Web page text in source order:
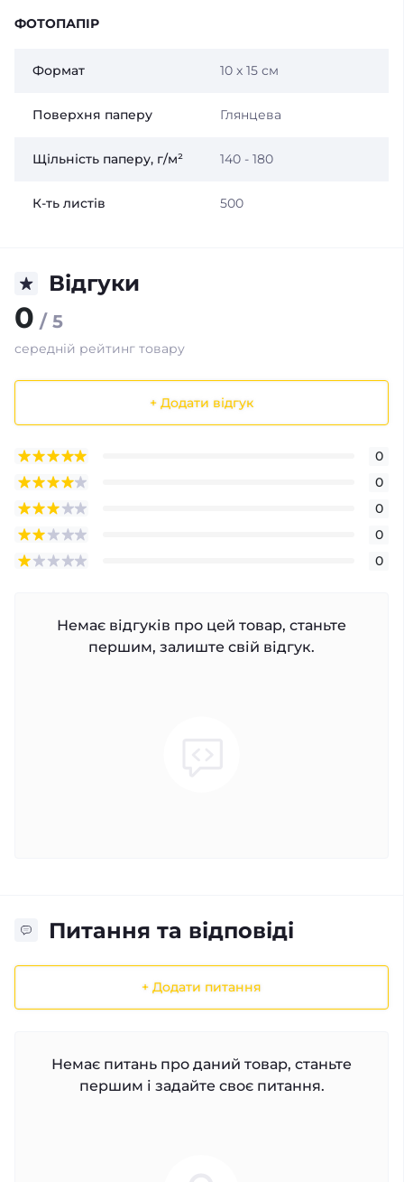
ФОТОПАПІР
Формат 10 x 15 см
Поверхня паперу Глянцева
Щільність паперу, г/м² 140 - 180
К-ть листів 500
Відгуки
0 / 5
середній рейтинг товару
+ Додати відгук
0
0
0
0
0
Немає відгуків про цей товар, станьте
першим, залиште свій відгук.
Питання та відповіді
+ Додати питання
Немає питань про даний товар, станьте
першим і задайте своє питання.